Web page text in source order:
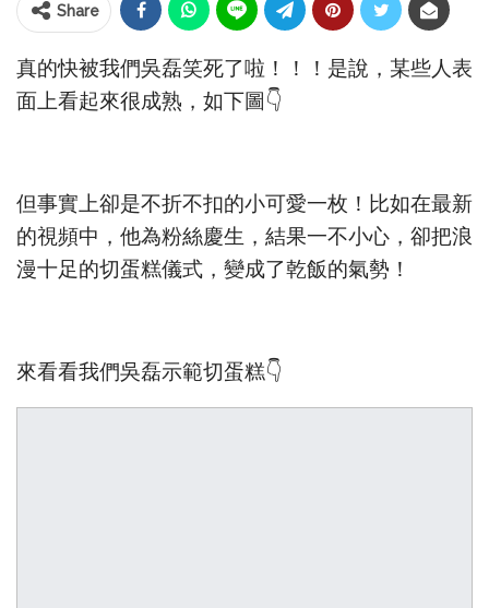
Share
真的快被我們吳磊笑死了啦！！！是說，某些人表
面上看起來很成熟，如下圖👇
但事實上卻是不折不扣的小可愛一枚！比如在最新
的視頻中，他為粉絲慶生，結果一不小心，卻把浪
漫十足的切蛋糕儀式，變成了乾飯的氣勢！
來看看我們吳磊示範切蛋糕👇